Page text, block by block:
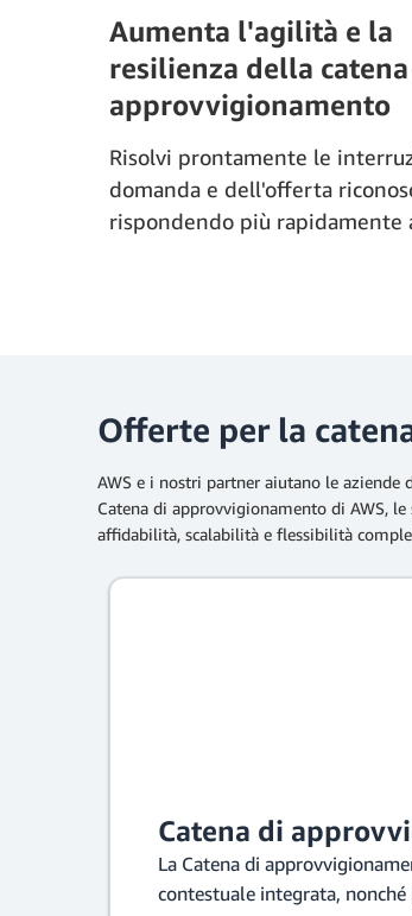
Aumenta l'agilità e la
resilienza della
approvvigionamento
Risolvi prontamente le
domanda e dell'offerta
rispondendo più rapidamente
Offerte per la
AWS e i nostri partner aiutano le
Catena di approvvigionamento di AWS,
affidabilità, scalabilità e flessibilità
Catena di
La Catena di
contestuale integrata,